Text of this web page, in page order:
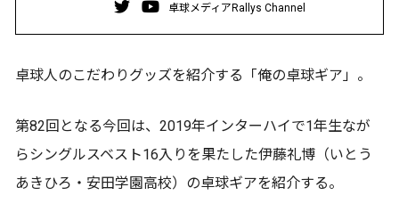
卓球メディアRallys Channel
卓球人のこだわりグッズを紹介する「俺の卓球ギア」。
第82回となる今回は、2019年インターハイで1年生なが
らシングルスベスト16入りを果たした伊藤礼博（いとう
あきひろ・安田学園高校）の卓球ギアを紹介する。